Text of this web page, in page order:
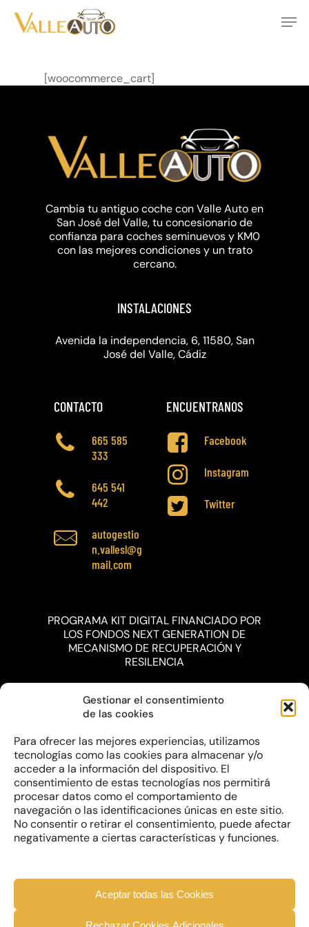
Gestionar el consentimiento
de las cookies
Para ofrecer las mejores experiencias, utilizamos
tecnologías como las cookies para almacenar y/o
acceder a la información del dispositivo. El
consentimiento de estas tecnologías nos permitirá
procesar datos como el comportamiento de
navegación o las identificaciones únicas en este sitio.
No consentir o retirar el consentimiento, puede afectar
negativamente a ciertas características y funciones.
Aceptar todas las Cookies
main
[woocommerce_cart]
Cambia tu antiguo coche con Valle Auto en
San José del Valle, tu concesionario de
confianza para coches seminuevos y KM0
con las mejores condiciones y un trato
cercano.
INSTALACIONES
Avenida la independencia, 6, 11580, San
José del Valle, Cádiz
CONTACTO
665 585
333
645 541
442
autogestio
n.vallesl@g
mail.com
ENCUENTRANOS
Facebook
Instagram
Twitter
PROGRAMA KIT DIGITAL FINANCIADO POR
LOS FONDOS NEXT GENERATION DE
MECANISMO DE RECUPERACIÓN Y
RESILENCIA